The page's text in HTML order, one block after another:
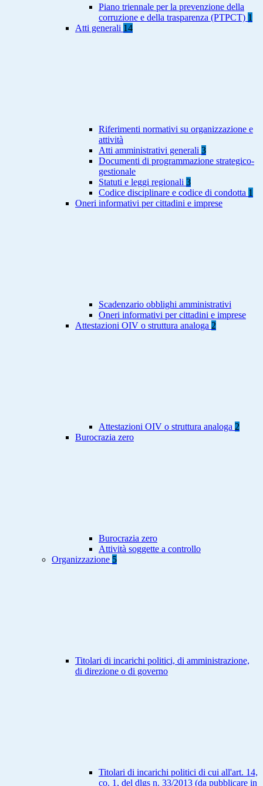
Piano triennale per la prevenzione della
corruzione e della trasparenza (PTPCT) 1
Atti generali 14
Riferimenti normativi su organizzazione e
attività
Atti amministrativi generali 3
Documenti di programmazione strategico-
gestionale
Statuti e leggi regionali 3
Codice disciplinare e codice di condotta 1
Oneri informativi per cittadini e imprese
Scadenzario obblighi amministrativi
Oneri informativi per cittadini e imprese
Attestazioni OIV o struttura analoga 2
Attestazioni OIV o struttura analoga 2
Burocrazia zero
Burocrazia zero
Attività soggette a controllo
Organizzazione 5
Titolari di incarichi politici, di amministrazione,
di direzione o di governo
Titolari di incarichi politici di cui all'art. 14,
co. 1, del dlgs n. 33/2013 (da pubblicare in